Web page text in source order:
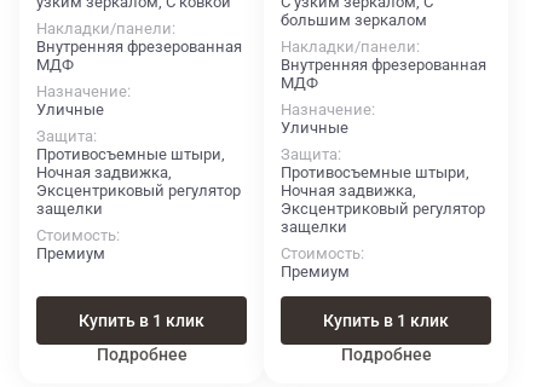
Накладки/панели
Внутренняя фрезерованная
МДФ
Назначение
Уличные
Защита
Противосъемные штыри,
Ночная задвижка,
Эксцентриковый регулятор
защелки
Стоимость
Премиум
Купить в 1 клик
Подробнее
большим зеркалом
Накладки/панели
Внутренняя фрезерованная
МДФ
Назначение
Уличные
Защита
Противосъемные штыри,
Ночная задвижка,
Эксцентриковый регулятор
защелки
Стоимость
Премиум
Купить в 1 клик
Подробнее